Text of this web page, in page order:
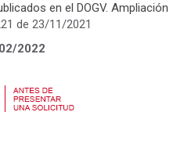
en el DOGV. Ampliación
de 23/11/2021
2022